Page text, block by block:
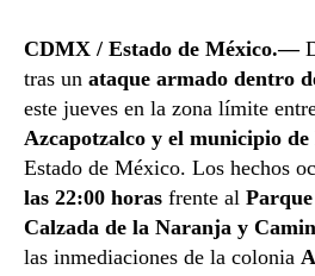
CDMX / Estado de México.—
tras un ataque armado dentro
este jueves en la zona límite
Azcapotzalco y el municipio de
Estado de México. Los hechos
las 22:00 horas frente al
Calzada de la Naranja y
las inmediaciones de la colonia